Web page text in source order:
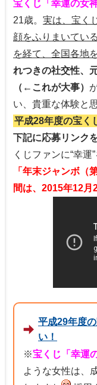
宝くじ「幸運の女
21歳。 実は、宝く
顔をふりまいてい
を経て、全国各地
れつきの社交性、
（←これが大事）
い、貴重な体験と
平成28年度の宝く
下記に応募リンク
くじファンに“幸運
「年末ジャンボ（
間は、2015年12月
平成29年度
い！
※宝くじ「幸運
ような女性は、